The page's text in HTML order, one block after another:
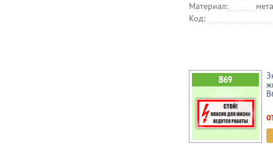
Материал:
Код: